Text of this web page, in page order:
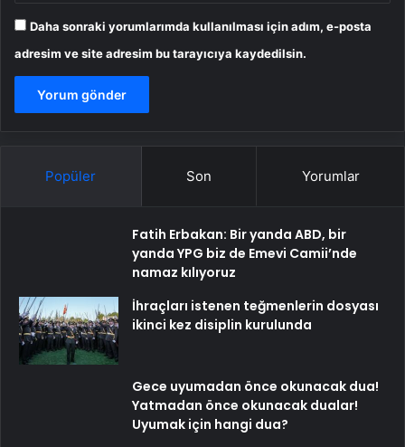
Daha sonraki yorumlarımda kullanılması için adım, e-posta
adresim ve site adresim bu tarayıcıya kaydedilsin.
Popüler Son Yorumlar
Fatih Erbakan: Bir yanda ABD, bir
yanda YPG biz de Emevi Camii’nde
namaz kılıyoruz
İhraçları istenen teğmenlerin dosyası
ikinci kez disiplin kurulunda
Gece uyumadan önce okunacak dua!
Yatmadan önce okunacak dualar!
Uyumak için hangi dua?